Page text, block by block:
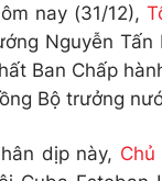
nay (31/12),
Nguyễn
Ban Chấp
Bộ trưởng
dịp này,